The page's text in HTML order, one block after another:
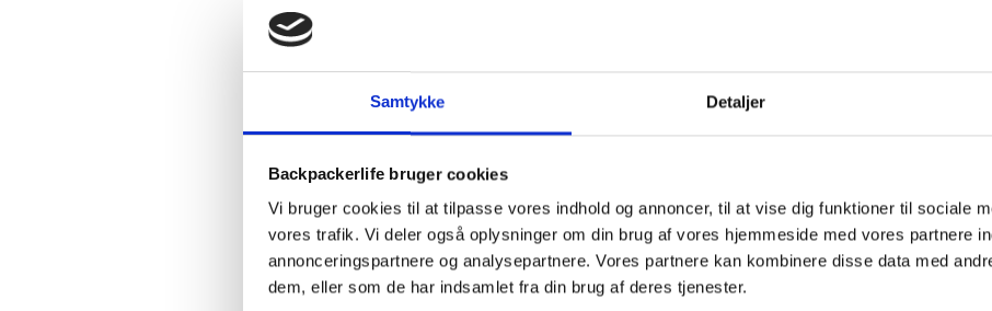
Samtykke Detaljer
Backpackerlife bruger cookies
Vi bruger cookies til at tilpasse vores indhold og annoncer, til at vise dig funktioner til sociale
vores trafik. Vi deler også oplysninger om din brug af vores hjemmeside med vores partnere
annonceringspartnere og analysepartnere. Vores partnere kan kombinere disse data med
dem, eller som de har indsamlet fra din brug af deres tjenester.
Mountain
ml
antal
1-2 dages levering Fri
BESKRIVELSE
Solcreme fra Lifesystems med SPF 50+
indeholder 100 ml. og er ideel at have med